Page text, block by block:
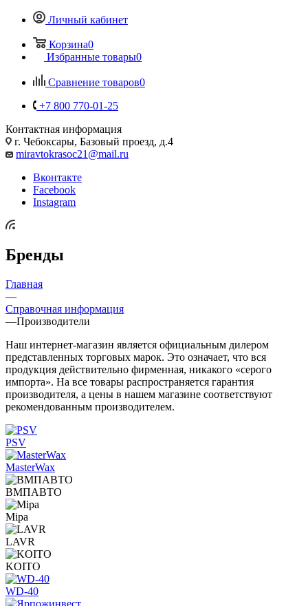
Личный кабинет
Корзина0
Избранные товары0
Сравнение товаров0
+7 800 770-01-25
Контактная информация
г. Чебоксары, Базовый проезд, д.4
miravtokrasoc21@mail.ru
Вконтакте
Facebook
Instagram
Бренды
Главная
—
Справочная информация
—Производители
Наш интернет-магазин является официальным дилером
представленных торговых марок. Это означает, что вся
продукция действительно фирменная, никакого «серого
импорта». На все товары распространяется гарантия
производителя, а цены в нашем магазине соответствуют
рекомендованным производителем.
PSV
MasterWax
ВМПАВТО
Mipa
LAVR
KOITO
WD-40